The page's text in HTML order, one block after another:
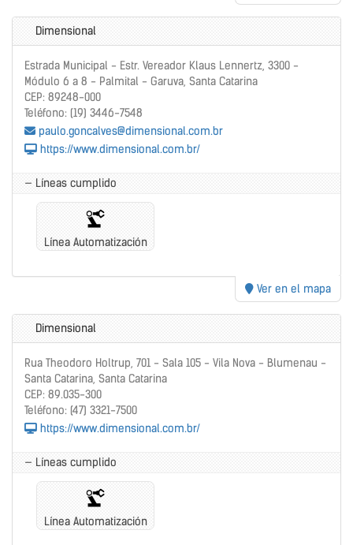
Dimensional
Estrada Municipal - Estr. Vereador Klaus Lennertz, 3300 -
Módulo 6 a 8 - Palmital - Garuva, Santa Catarina
CEP: 89248-000
Teléfono: (19) 3446-7548
paulo.goncalves@dimensional.com.br
https://www.dimensional.com.br/
— Líneas cumplido
Línea Automatización
Ver en el mapa
Dimensional
Rua Theodoro Holtrup, 701 - Sala 105 - Vila Nova - Blumenau -
Santa Catarina, Santa Catarina
CEP: 89.035-300
Teléfono: (47) 3321-7500
https://www.dimensional.com.br/
— Líneas cumplido
Línea Automatización